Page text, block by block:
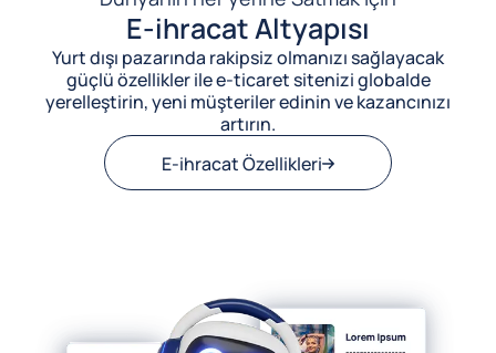
E-ihracat Altyapısı
Yurt dışı pazarında rakipsiz olmanızı sağlayacak
güçlü özellikler ile e-ticaret sitenizi globalde
yerelleştirin, yeni müşteriler edinin ve kazancınızı
artırın.
E-ihracat Özellikleri